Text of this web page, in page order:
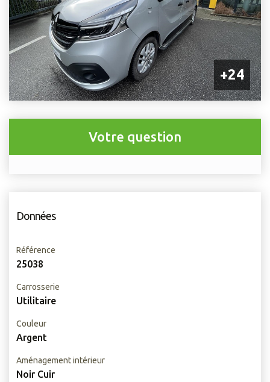
+24
Votre question
Données
Référence
25038
Carrosserie
Utilitaire
Couleur
Argent
Aménagement intérieur
Noir Cuir